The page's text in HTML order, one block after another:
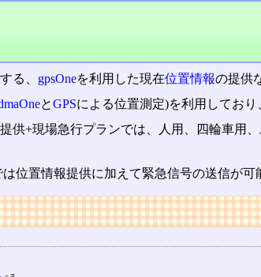
る、 gpsOneを利用した現在位置情報の提供
とGPSによる位置測定)を利用してお
供+現場急行プランでは、人用、四輪車用
位置情報提供に加えて緊急信号の送信が